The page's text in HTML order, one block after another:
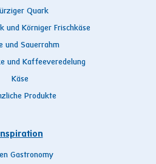
Quark
und Körniger Frischkäse
und Sauerrahm
und Kaffeeveredelung
Käse
Produkte
Gastronomy